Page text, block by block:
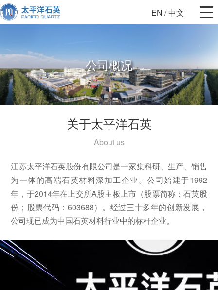
EN / 中文
公司概况
关于太平洋石英
About us
江苏太平洋石英股份有限公司是一家集科研、生产、销售
为一体的高端石英材料深加工企业。公司始建于1992
年，于2014年在上交所A股主板上市（股票简称：石英股
份；股票代码：603688）。经过三十多年的创新发展，
公司现已成为中国石英材料行业中的标杆企业。